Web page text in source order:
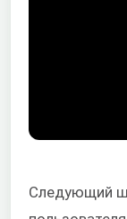
Следующий